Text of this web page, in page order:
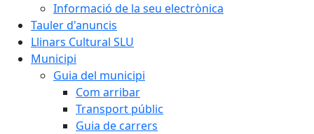
Informació de la seu electrònica
Tauler d'anuncis
Llinars Cultural SLU
Municipi
Guia del municipi
Com arribar
Transport públic
Guia de carrers